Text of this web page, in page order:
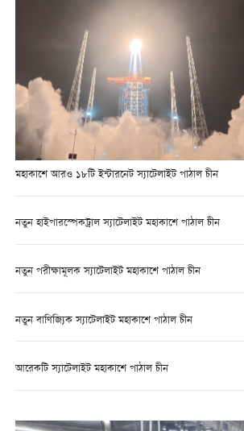
মহাকাশে আরও ১৮টি ইন্টারনেট স্যাটেলাইট পাঠাল চীন
নতুন হাইপারস্পেকট্রাল স্যাটেলাইট মহাকাশে পাঠাল চীন
নতুন পরীক্ষামূলক স্যাটেলাইট মহাকাশে পাঠাল চীন
নতুন বাণিজ্যিক স্যাটেলাইট মহাকাশে পাঠাল চীন
আরেকটি স্যাটেলাইট মহাকাশে পাঠাল চীন